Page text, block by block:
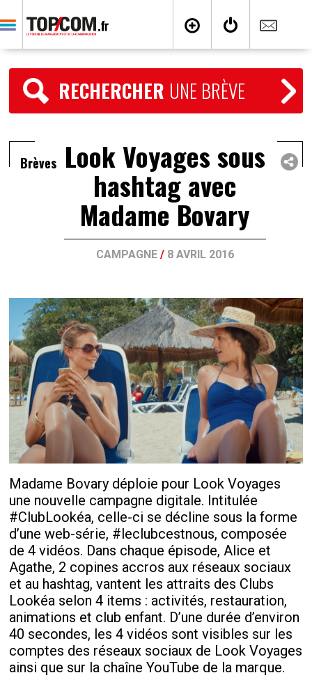
RECHERCHER UNE BRÈVE
Brèves Look Voyages sous
hashtag avec
Madame Bovary
CAMPAGNE/ 8 AVRIL 2016
Madame Bovary déploie pour Look Voyages
une nouvelle campagne digitale. Intitulée
#ClubLookéa, celle-ci se décline sous la forme
d’une web-série, #leclubcestnous, composée
de 4 vidéos. Dans chaque épisode, Alice et
Agathe, 2 copines accros aux réseaux sociaux
et au hashtag, vantent les attraits des Clubs
Lookéa selon 4 items : activités, restauration,
animations et club enfant. D’une durée d’environ
40 secondes, les 4 vidéos sont visibles sur les
comptes des réseaux sociaux de Look Voyages
ainsi que sur la chaîne YouTube de la marque.